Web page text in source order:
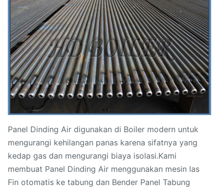
Panel Dinding Air digunakan di Boiler modern untuk
mengurangi kehilangan panas karena sifatnya yang
kedap gas dan mengurangi biaya isolasi.Kami
membuat Panel Dinding Air menggunakan mesin las
Fin otomatis ke tabung dan Bender Panel Tabung